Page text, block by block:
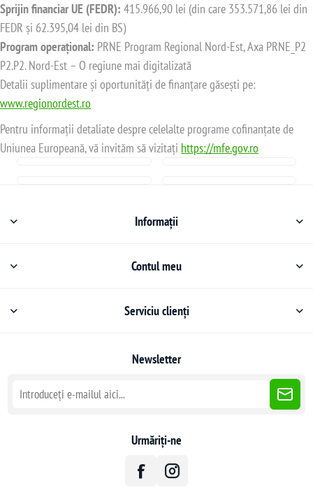
Sprijin financiar UE (FEDR): 415.966,90 lei (din care 353.571,86 lei din
FEDR și 62.395,04 lei din BS)
Program operațional: PRNE Program Regional Nord-Est, Axa PRNE_P2
P2.P2. Nord-Est – O regiune mai digitalizată
Detalii suplimentare și oportunități de finanțare găsești pe:
www.regionordest.ro
Pentru informații detaliate despre celelalte programe cofinanțate de
Uniunea Europeană, vă invităm să vizitați https://mfe.gov.ro
Informații
Contul meu
Serviciu clienți
Newsletter
Urmăriți-ne